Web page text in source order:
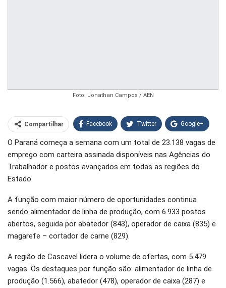
Foto: Jonathan Campos / AEN
Compartilhar Facebook Twitter Google+
WhatsApp Pinterest
O email
O Paraná começa a semana com um total de 23.138 vagas de
emprego com carteira assinada disponíveis nas Agências do
Trabalhador e postos avançados em todas as regiões do
Estado.
A função com maior número de oportunidades continua
sendo alimentador de linha de produção, com 6.933 postos
abertos, seguida por abatedor (843), operador de caixa (835) e
magarefe – cortador de carne (829).
A região de Cascavel lidera o volume de ofertas, com 5.479
vagas. Os destaques por função são: alimentador de linha de
produção (1.566), abatedor (478), operador de caixa (287) e